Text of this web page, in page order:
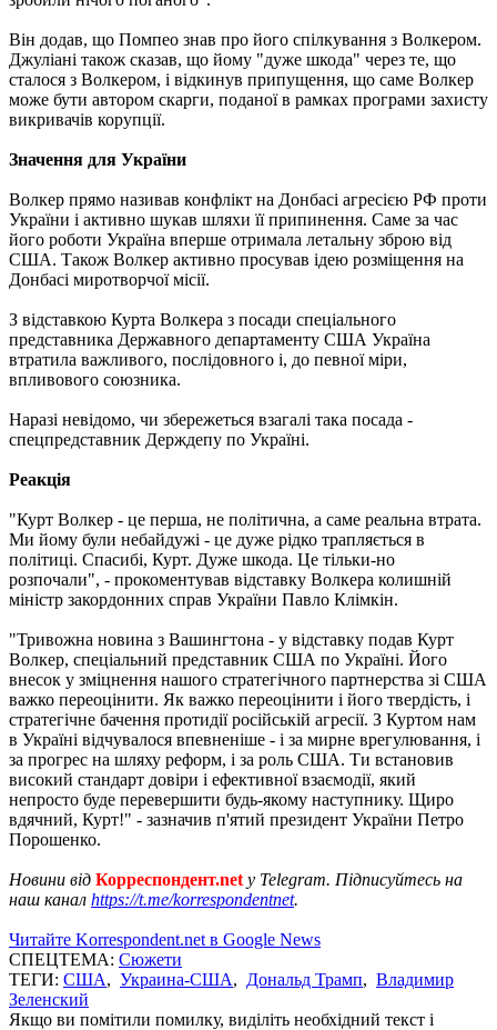
Він додав, що Помпео знав про його спілкування з Волкером.
Джуліані також сказав, що йому "дуже шкода" через те, що
сталося з Волкером, і відкинув припущення, що саме Волкер
може бути автором скарги, поданої в рамках програми захисту
викривачів корупції.
Значення для України
Волкер прямо називав конфлікт на Донбасі агресією РФ проти
України і активно шукав шляхи її припинення. Саме за час
його роботи Україна вперше отримала летальну зброю від
США. Також Волкер активно просував ідею розміщення на
Донбасі миротворчої місії.
З відставкою Курта Волкера з посади спеціального
представника Державного департаменту США Україна
втратила важливого, послідовного і, до певної міри,
впливового союзника.
Наразі невідомо, чи збережеться взагалі така посада -
спецпредставник Держдепу по Україні.
Реакція
"Курт Волкер - це перша, не політична, а саме реальна втрата.
Ми йому були небайдужі - це дуже рідко трапляється в
політиці. Спасибі, Курт. Дуже шкода. Це тільки-но
розпочали", - прокоментував відставку Волкера колишній
міністр закордонних справ України Павло Клімкін.
"Тривожна новина з Вашингтона - у відставку подав Курт
Волкер, спеціальний представник США по Україні. Його
внесок у зміцнення нашого стратегічного партнерства зі США
важко переоцінити. Як важко переоцінити і його твердість, і
стратегічне бачення протидії російській агресії. З Куртом нам
в Україні відчувалося впевненіше - і за мирне врегулювання, і
за прогрес на шляху реформ, і за роль США. Ти встановив
високий стандарт довіри і ефективної взаємодії, який
непросто буде перевершити будь-якому наступнику. Щиро
вдячний, Курт!" - зазначив п'ятий президент України Петро
Порошенко.
Новини від Корреспондент.net у Telegram. Підписуйтесь на
наш канал https://t.me/korrespondentnet.
Читайте Korrespondent.net в Google News
СПЕЦТЕМА: Сюжети
ТЕГИ: США, Украина-США, Дональд Трамп, Владимир
Зеленский
Якщо ви помітили помилку, виділіть необхідний текст і